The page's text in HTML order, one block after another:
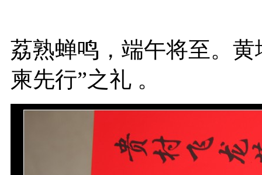
荔熟蝉鸣，端午将至。
柬先行”之礼 。